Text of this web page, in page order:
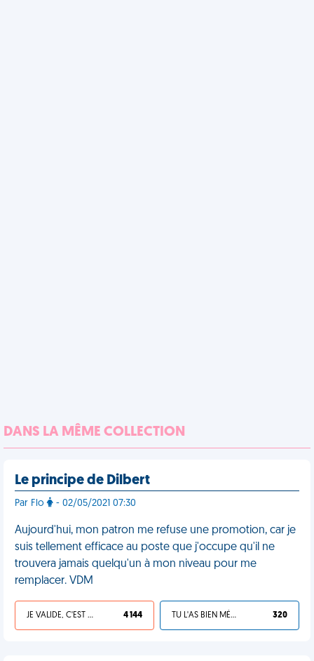
DANS LA MÊME COLLECTION
Le principe de Dilbert
Par Flo - 02/05/2021 07:30
Aujourd'hui, mon patron me refuse une promotion, car je
suis tellement efficace au poste que j'occupe qu'il ne
trouvera jamais quelqu'un à mon niveau pour me
remplacer. VDM
JE VALIDE, C'EST UNE VDM 4 144 TU L'AS BIEN MÉRITÉ 320